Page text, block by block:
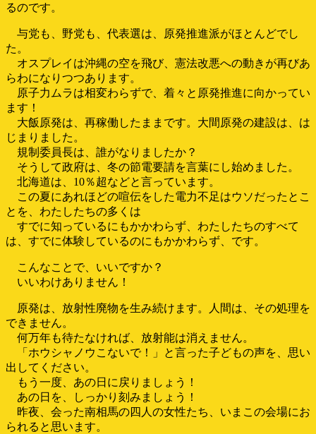
るのです。
与党も、野党も、代表選は、原発推進派がほとんどでし
た。
オスプレイは沖縄の空を飛び、憲法改悪への動きが再びあ
らわになりつつあります。
原子力ムラは相変わらずで、着々と原発推進に向かってい
ます！
大飯原発は、再稼働したままです。大間原発の建設は、は
じまりました。
規制委員長は、誰がなりましたか？
そうして政府は、冬の節電要請を言葉にし始めました。
北海道は、10％超などと言っています。
この夏にあれほどの喧伝をした電力不足はウソだったとこ
とを、わたしたちの多くは
すでに知っているにもかかわらず、わたしたちのすべて
は、すでに体験しているのにもかかわらず、です。
こんなことで、いいですか？
いいわけありません！
原発は、放射性廃物を生み続けます。人間は、その処理を
できません。
何万年も待たなければ、放射能は消えません。
「ホウシャノウこないで！」と言った子どもの声を、思い
出してください。
もう一度、あの日に戻りましょう！
あの日を、しっかり刻みましょう！
昨夜、会った南相馬の四人の女性たち、いまこの会場にお
られると思います。